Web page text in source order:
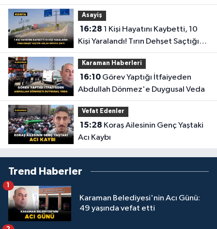
Asayiş
16:28
Kişi Yaralandı! Tırın Dehşet Saçtığı
Anlar Ortaya Çıktı
Karaman Haberleri
16:10Görev Yaptığı İtfaiyeden
Abdullah Dönmez'e Duygusal Veda
Vefat Edenler
15:28
Acı Kaybı
Trend Haberler
Karaman Belediyesi'nin Acı Günü:
49 yaşında vefat etti
1